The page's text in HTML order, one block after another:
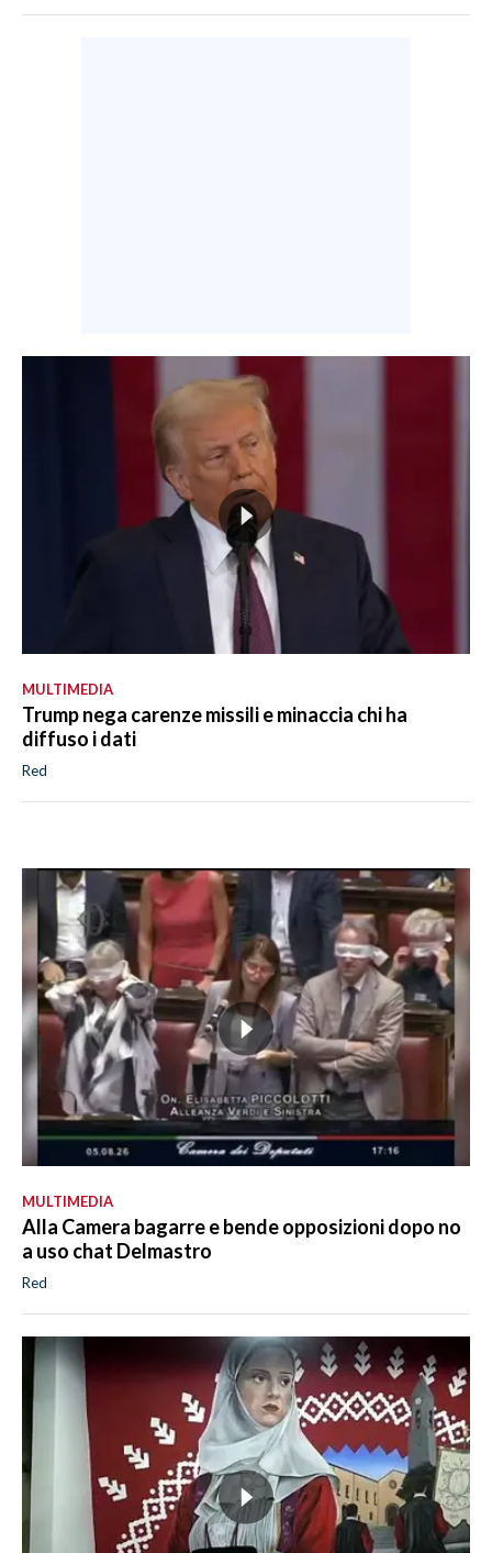
MULTIMEDIA
Trump nega carenze missili e minaccia chi ha
diffuso i dati
Red
MULTIMEDIA
Alla Camera bagarre e bende opposizioni dopo no
a uso chat Delmastro
Red